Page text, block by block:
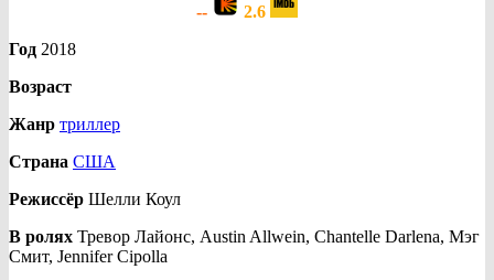
--
2.6
Год 2018
Возраст
Жанр триллер
Страна США
Режиссёр Шелли Коул
В ролях Тревор Лайонс, Austin Allwein, Chantelle Darlena, Мэг
Смит, Jennifer Cipolla